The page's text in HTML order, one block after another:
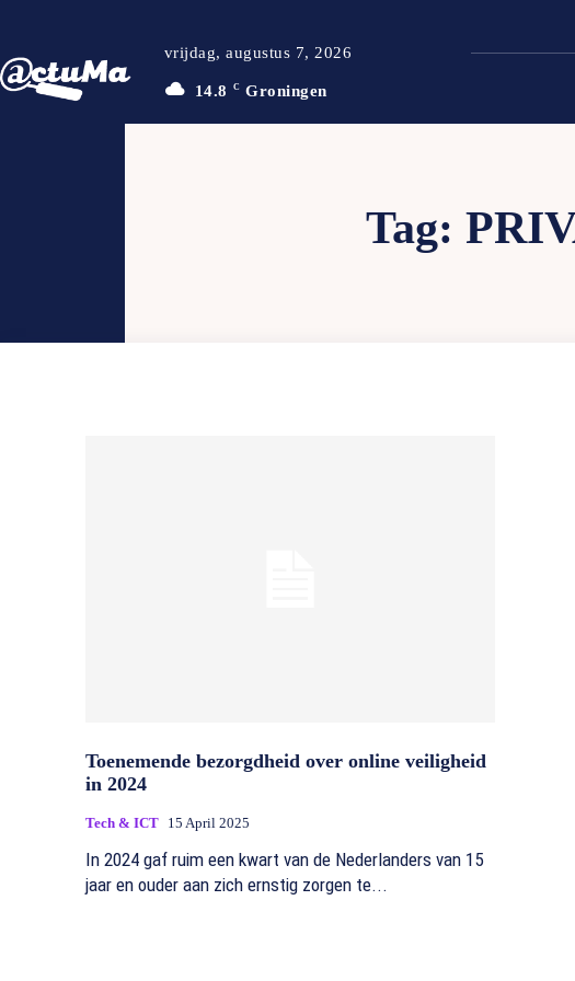
vrijdag, augustus 7, 2026
14.8 C Groningen
Tag:
Toenemende bezorgdheid over online veiligheid
in 2024
Tech & ICT 15 April 2025
In 2024 gaf ruim een kwart van de Nederlanders van 15
jaar en ouder aan zich ernstig zorgen te...